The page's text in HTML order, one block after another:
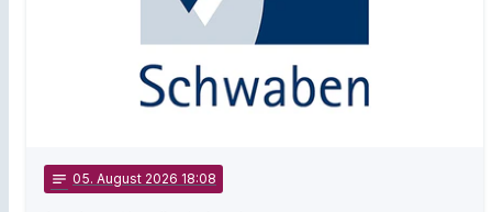
notes 05. August 2026 18:08